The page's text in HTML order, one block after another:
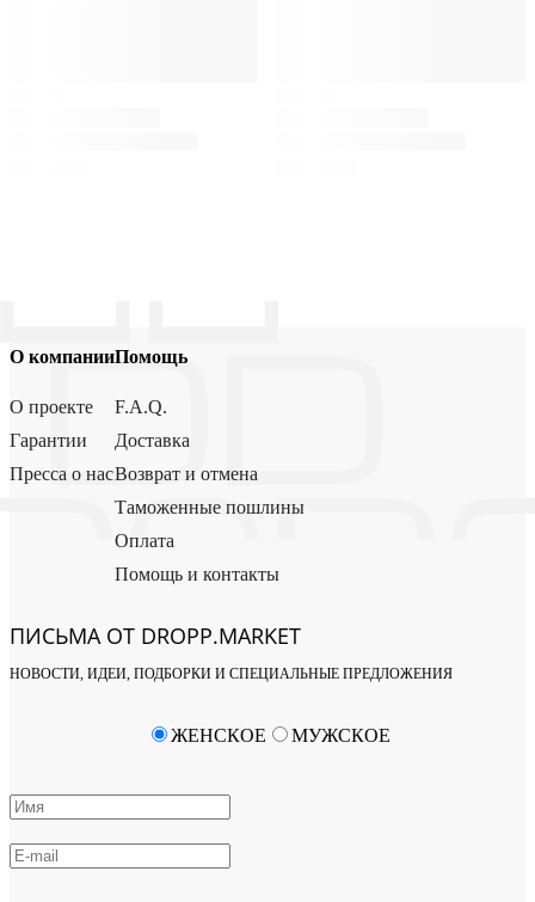
О компании
О проекте
Гарантии
Пресса о нас
Помощь
F.A.Q.
Доставка
Возврат и отмена
Таможенные пошлины
Оплата
Помощь и контакты
ПИСЬМА ОТ DROPP.MARKET
НОВОСТИ, ИДЕИ, ПОДБОРКИ И СПЕЦИАЛЬНЫЕ ПРЕДЛОЖЕНИЯ
ЖЕНСКОЕ МУЖСКОЕ